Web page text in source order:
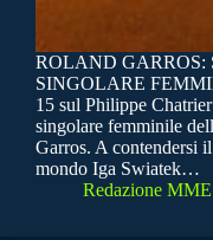
ROLAND
SINGOLARE
15 sul Philippe
singolare femminile
Garros. A contendersi
mondo Iga Swiatek…
Redazione MME